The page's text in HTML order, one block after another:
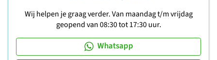
Wij helpen je graag verder. Van maandag t/m vrijdag
geopend van 08:30 tot 17:30 uur.
Whatsapp